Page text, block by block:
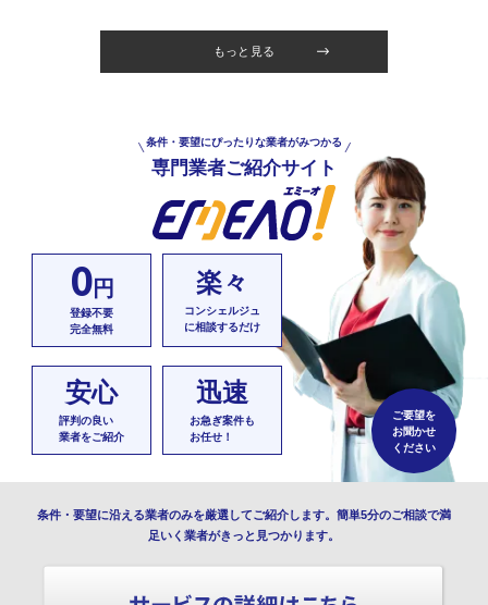
もっと見る
条件・要望にぴったりな業者がみつかる
専門業者ご紹介サイト
0円
登録不要
完全無料
楽々
コンシェルジュ
に相談するだけ
安心
評判の良い
業者をご紹介
迅速
お急ぎ案件も
お任せ！
ご要望を
お聞かせ
ください
条件・要望に沿える業者のみを厳選してご紹介します。簡単5分のご相談で満
足いく業者がきっと見つかります。